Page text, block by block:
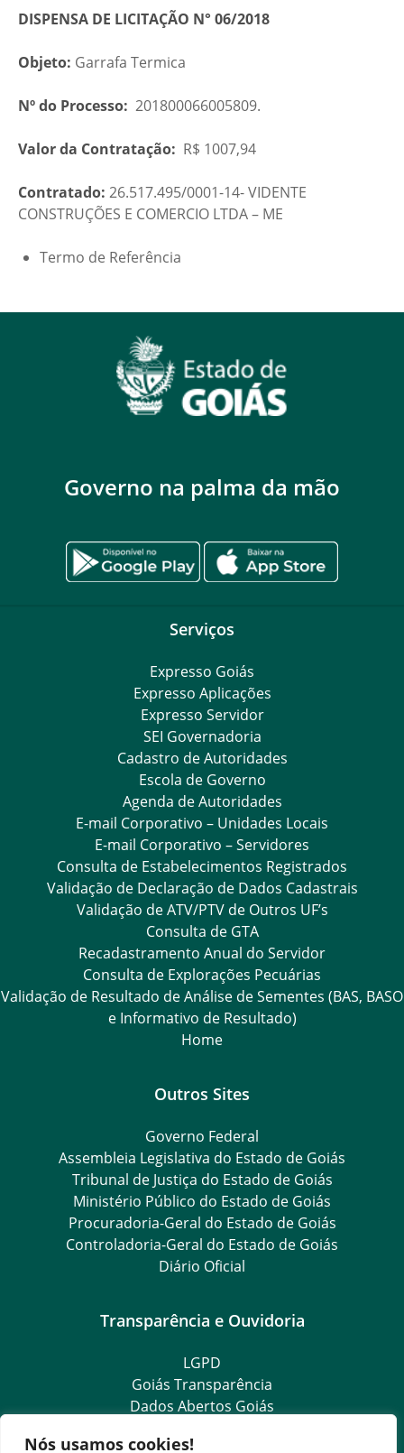
Nós usamos cookies!
DISPENSA DE LICITAÇÃO N° 06/2018
Objeto: Garrafa Termica
Nº do Processo: 201800066005809.
Valor da Contratação: R$ 1007,94
Contratado: 26.517.495/0001-14- VIDENTE
CONSTRUÇÕES E COMERCIO LTDA – ME
Termo de Referência
Governo na palma da mão
Serviços
Expresso Goiás
Expresso Aplicações
Expresso Servidor
SEI Governadoria
Cadastro de Autoridades
Escola de Governo
Agenda de Autoridades
E-mail Corporativo – Unidades Locais
E-mail Corporativo – Servidores
Consulta de Estabelecimentos Registrados
Validação de Declaração de Dados Cadastrais
Validação de ATV/PTV de Outros UF’s
Consulta de GTA
Recadastramento Anual do Servidor
Consulta de Explorações Pecuárias
Validação de Resultado de Análise de Sementes (BAS, BASO
e Informativo de Resultado)
Home
Outros Sites
Governo Federal
Assembleia Legislativa do Estado de Goiás
Tribunal de Justiça do Estado de Goiás
Ministério Público do Estado de Goiás
Procuradoria-Geral do Estado de Goiás
Controladoria-Geral do Estado de Goiás
Diário Oficial
Transparência e Ouvidoria
LGPD
Goiás Transparência
Dados Abertos Goiás